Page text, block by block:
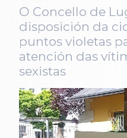
O Concello de
disposición da
puntos violetas
atención das
sexistas